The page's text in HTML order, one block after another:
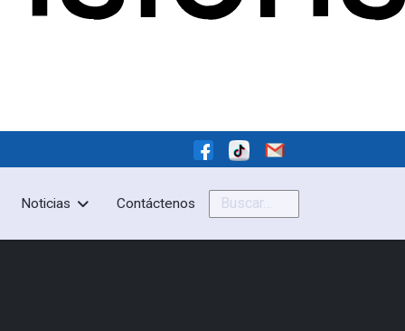
Noticias Contáctenos Buscar